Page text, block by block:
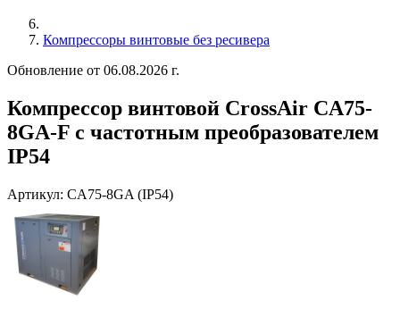
Компрессоры винтовые без ресивера
Обновление от 06.08.2026 г.
Компрессор винтовой CrossAir CA75-
8GA-F с частотным преобразователем
IP54
Артикул: CA75-8GA (IP54)